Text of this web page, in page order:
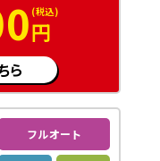
円
ら
フルオート